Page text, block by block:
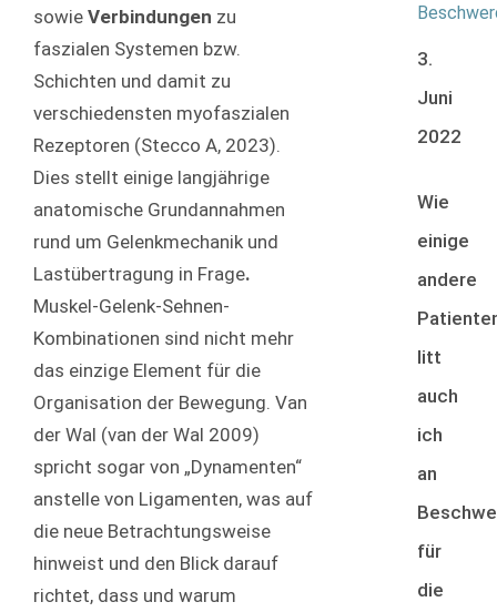
3.
Juni
2022
Wie
einige
andere
litt
auch
ich
an
für
die
sowie Verbindungen zu
faszialen Systemen bzw.
Schichten und damit zu
verschiedensten myofaszialen
Rezeptoren (Stecco A, 2023).
Dies stellt einige langjährige
anatomische Grundannahmen
rund um Gelenkmechanik und
Lastübertragung in Frage.
Muskel-Gelenk-Sehnen-
Kombinationen sind nicht mehr
das einzige Element für die
Organisation der Bewegung. Van
der Wal (van der Wal 2009)
spricht sogar von „Dynamenten“
anstelle von Ligamenten, was auf
die neue Betrachtungsweise
hinweist und den Blick darauf
richtet, dass und warum